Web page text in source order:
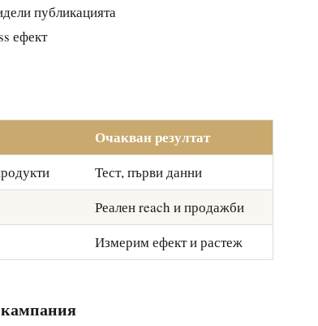
публикацията
ефект
Очакван резултат
Тест, първи данни
Реален reach и продажби
Измерим ефект и растеж